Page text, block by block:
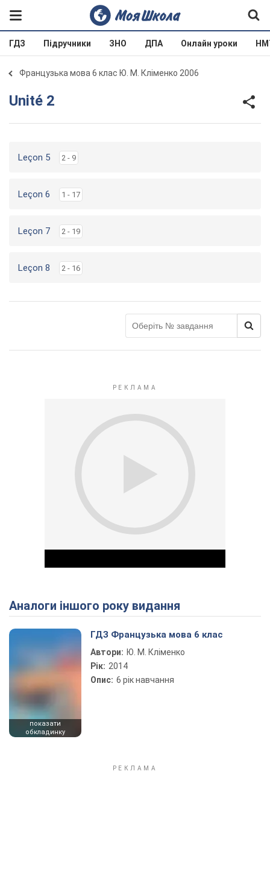
ГДЗ Підручники ЗНО ДПА Онлайн уроки
Французька мова 6 клас Ю. М. Кліменко 2006
Unité 2
Leçon 5 2 - 9
Leçon 6 1 - 17
Leçon 7 2 - 19
Leçon 8 2 - 16
Play Video
Аналоги іншого року видання
показати
обкладинку
ГДЗ Французька мова 6 клас
Автори: Ю. М. Кліменко
Рік: 2014
Опис: 6 рiк навчання